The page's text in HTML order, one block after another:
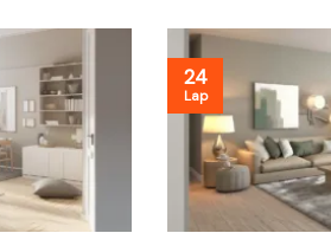
24
Lap